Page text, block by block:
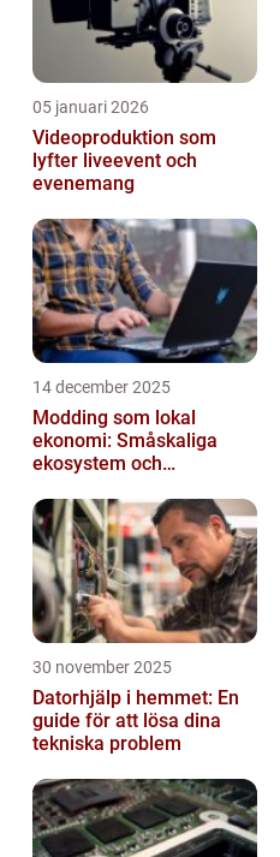
05 januari 2026
Videoproduktion som
lyfter liveevent och
evenemang
14 december 2025
Modding som lokal
ekonomi: Småskaliga
ekosystem och
30 november 2025
Datorhjälp i hemmet: En
guide för att lösa dina
tekniska problem